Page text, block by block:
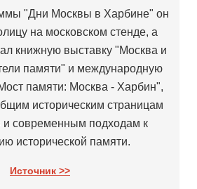
"Дни Москвы в Харбине" он
на московском стенде, а
книжную выставку "Москва и
памяти" и международную
памяти: Москва - Харбин",
историческим страницам
и современным подходам к
исторической памяти.
Источник >>